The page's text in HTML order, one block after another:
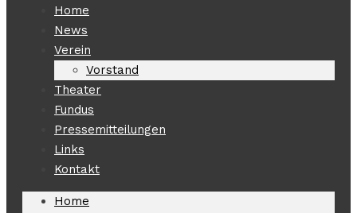
Home
News
Verein
Vorstand
Theater
Fundus
Pressemitteilungen
Links
Kontakt
Home